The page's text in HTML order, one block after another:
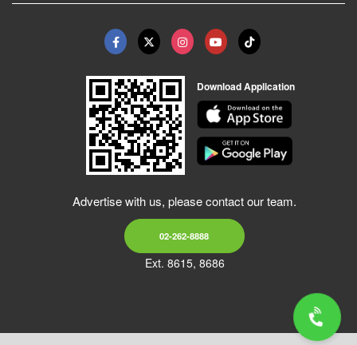
Download Application
Advertise with us, please contact our team.
02-262-8888
Ext. 8615, 8686